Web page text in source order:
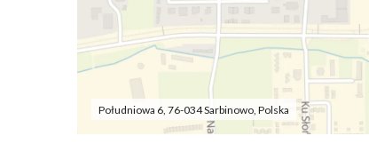
Południowa 6, 76-034 Sarbinowo, Polska